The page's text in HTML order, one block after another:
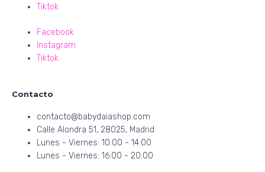
Tiktok
Facebook
Instagram
Tiktok
Contacto
contacto@babydaiashop.com
Calle Alondra 51, 28025, Madrid
Lunes - Viernes: 10:00 - 14:00
Lunes - Viernes: 16:00 - 20:00